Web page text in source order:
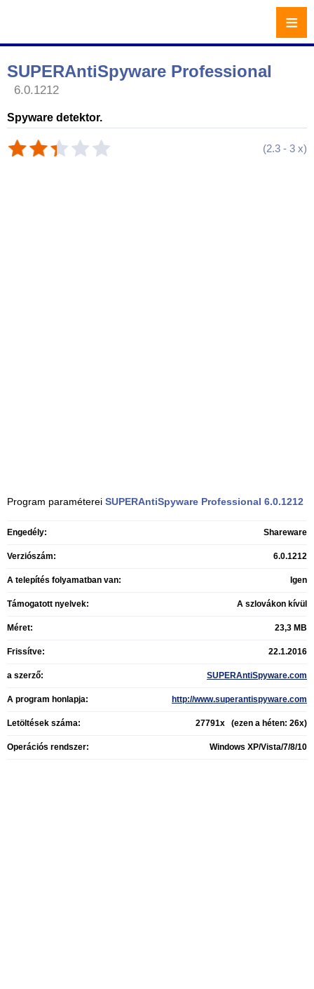
SUPERAntiSpyware Professional
6.0.1212
Spyware detektor.
(2.3 - 3 x)
Program paraméterei SUPERAntiSpyware Professional 6.0.1212
Engedély: Shareware
Verziószám: 6.0.1212
A telepítés folyamatban van: Igen
Támogatott nyelvek: A szlovákon kívül
Méret: 23,3 MB
Frissítve: 22.1.2016
a szerző: SUPERAntiSpyware.com
A program honlapja: http://www.superantispyware.com
Letöltések száma: 27791x (ezen a héten: 26x)
Operációs rendszer: Windows XP/Vista/7/8/10
≡